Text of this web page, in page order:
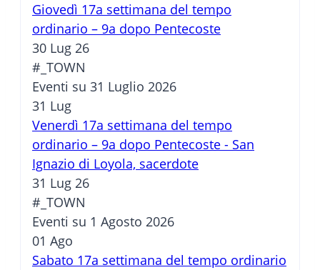
Giovedì 17a settimana del tempo
ordinario – 9a dopo Pentecoste
30 Lug 26
#_TOWN
Eventi su 31 Luglio 2026
31 Lug
Venerdì 17a settimana del tempo
ordinario – 9a dopo Pentecoste - San
Ignazio di Loyola, sacerdote
31 Lug 26
#_TOWN
Eventi su 1 Agosto 2026
01 Ago
Sabato 17a settimana del tempo ordinario